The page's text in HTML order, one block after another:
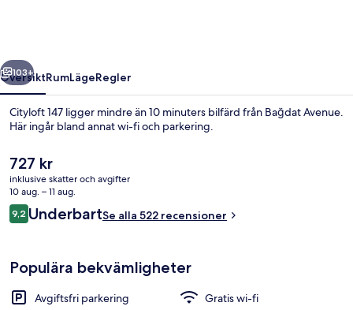
Nästa
103+
ÖversiktRumLägeRegler
Cityloft 147 ligger mindre än 10 minuters bilfärd från Bağdat Avenue.
Här ingår bland annat wi-fi och parkering.
Det
nuvarande
priset
är
727 kr
727 kr
inklusive skatter och avgifter
10 aug. – 11 aug.
Recensioner
9,29,2 av 10,
UnderbartSe alla 522 recensioner
Populära bekvämligheter
Avgiftsfri parkering
Gratis wi-fi